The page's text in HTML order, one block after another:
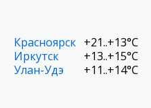
Красноярск +21..+13°C
Иркутск
+13..+15°C
Улан-Удэ
+11..+14°C